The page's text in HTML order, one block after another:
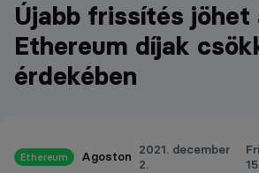
Újabb frissítés jöhet
Ethereum díjak
érdekében
Ethereum Agoston 2021. december
2.